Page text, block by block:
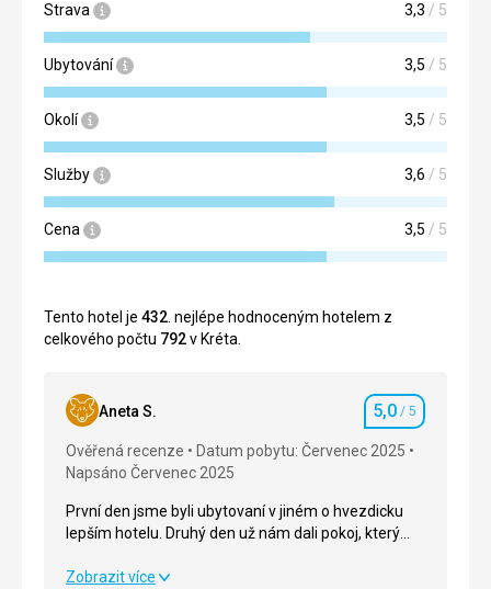
Strava 3,3 / 5
Ubytování 3,5 / 5
Okolí 3,5 / 5
Služby 3,6 / 5
Cena 3,5 / 5
Tento hotel je 432. nejlépe hodnoceným hotelem z
celkového počtu 792v Kréta.
Aneta S. Hodnocení
5,0 / 5
Ověřená recenze
Datum pobytu: Červenec 2025
Napsáno Červenec 2025
První den jsme byli ubytovaní v jiném o hvezdicku
lepším hotelu. Druhý den už nám dali pokoj, který
relaci. Byli jsme spokojeni se službami personálu. :)
První den jsme byli ubytovaní v jiném o hvezdicku
Zobrazit více